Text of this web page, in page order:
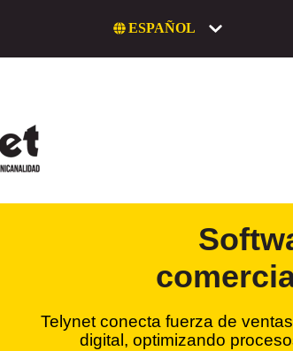
ESPAÑOL
Telynet conecta fuerza de
digital, optimizando